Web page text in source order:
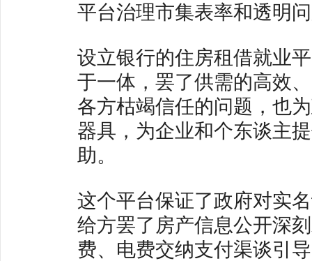
平台治理市集表率和透明
设立银行的住房租借就业
于一体，罢了供需的高效
各方枯竭信任的问题，也
器具，为企业和个东谈主
助。
这个平台保证了政府对实
给方罢了房产信息公开深
费、电费交纳支付渠谈引